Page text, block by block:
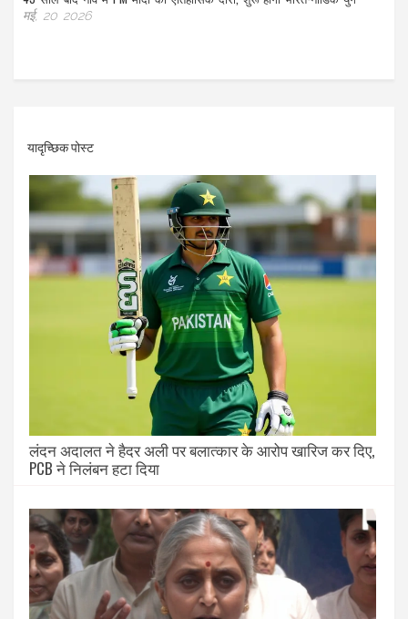
मई, 20 2026
यादृच्छिक पोस्ट
लंदन अदालत ने हैदर अली पर बलात्कार के आरोप खारिज कर दिए,
PCB ने निलंबन हटा दिया